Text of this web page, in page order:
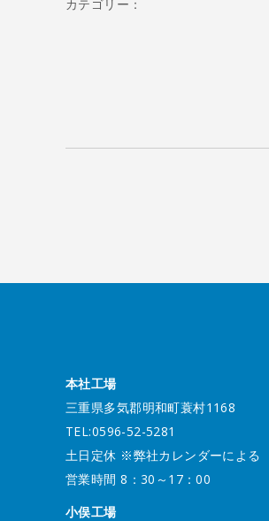
カテゴリー：
本社工場
三重県多気郡明和町蓑村1168
TEL:0596-52-5281
土日定休 ※弊社カレンダーによる
営業時間 8：30～17：00
小俣工場